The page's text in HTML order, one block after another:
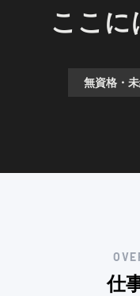
ここに
無資格・
仕